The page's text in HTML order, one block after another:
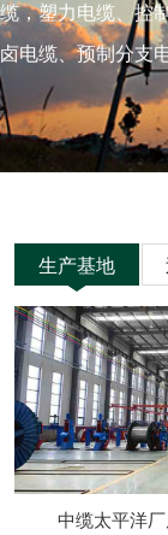
缆，塑力电缆、控
卤电缆、预制分支
生产基地
中缆太平洋